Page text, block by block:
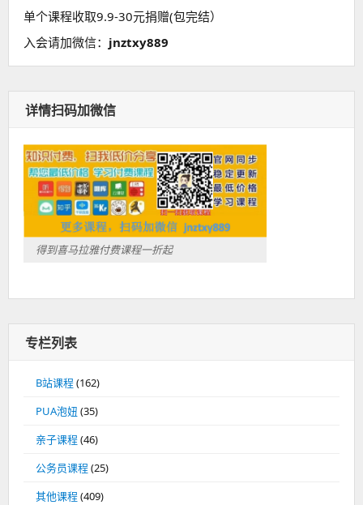
单个课程收取9.9-30元捐赠(包完结）
入会请加微信： jnztxy889
详情扫码加微信
得到喜马拉雅付费课程一折起
专栏列表
B站课程(162)
PUA泡妞 (35)
亲子课程(46)
公务员课程(25)
其他课程(409)